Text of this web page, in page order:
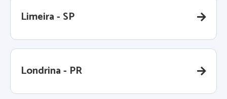
Limeira - SP
Londrina - PR